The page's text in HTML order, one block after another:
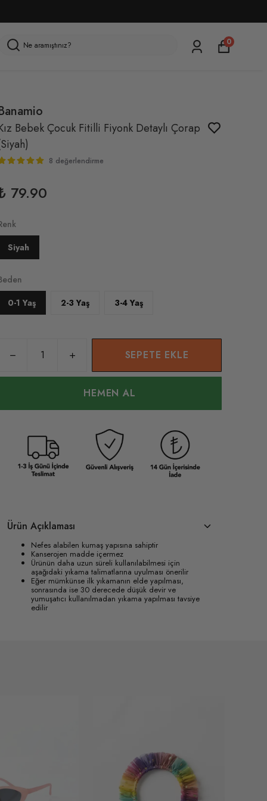
0
Bebek Çocuk Fitilli Fiyonk Detaylı Çorap
8 değerlendirme
79.90
Siyah
0-1 Yaş
2-3 Yaş 3-4 Yaş
SEPETE EKLE
HEMEN AL
Ürün Açıklaması
Nefes alabilen kumaş yapısına sahiptir
Kanserojen madde içermez
Ürünün daha uzun süreli kullanılabilmesi için
aşağıdaki yıkama talimatlarına uyulması önerilir
Eğer mümkünse ilk yıkamanın elde yapılması,
sonrasında ise 30 derecede düşük devir ve
yumuşatıcı kullanılmadan yıkama yapılması tavsiye
edilir